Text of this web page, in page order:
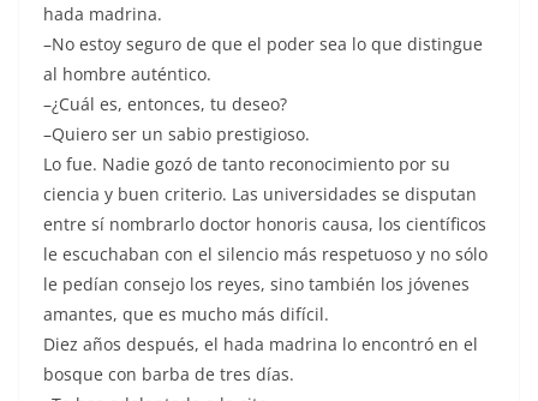
hada madrina.
–No estoy seguro de que el poder sea lo que distingue
al hombre auténtico.
–¿Cuál es, entonces, tu deseo?
–Quiero ser un sabio prestigioso.
Lo fue. Nadie gozó de tanto reconocimiento por su
ciencia y buen criterio. Las universidades se disputan
entre sí nombrarlo doctor honoris causa, los científicos
le escuchaban con el silencio más respetuoso y no sólo
le pedían consejo los reyes, sino también los jóvenes
amantes, que es mucho más difícil.
Diez años después, el hada madrina lo encontró en el
bosque con barba de tres días.